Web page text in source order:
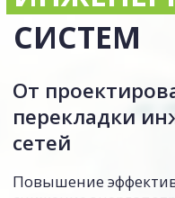
и технологических решений.